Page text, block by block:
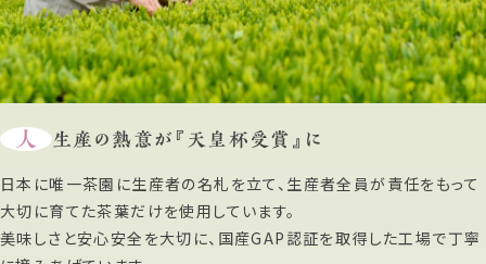
人 生産の熱意が『天皇杯受賞』に
日本に唯一茶園に生産者の名札を立て、生産者全員が責任をもって
大切に育てた茶葉だけを使用しています。
美味しさと安心安全を大切に、国産GAP認証を取得した工場で丁寧